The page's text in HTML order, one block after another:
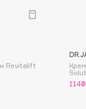
Revitalift